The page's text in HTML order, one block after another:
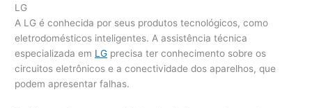
LG
A LG é conhecida por seus produtos tecnológicos, como
eletrodomésticos inteligentes. A assistência técnica
especializada em LG precisa ter conhecimento sobre os
circuitos eletrônicos e a conectividade dos aparelhos, que
podem apresentar falhas.